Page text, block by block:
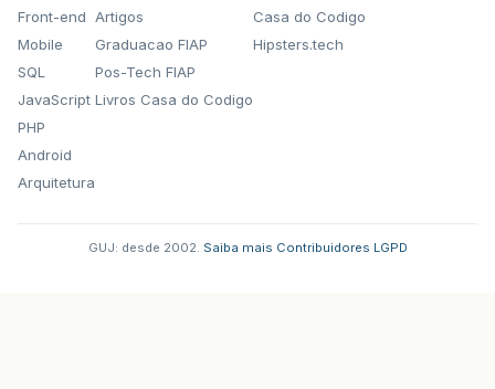
Front-end
Mobile
SQL
JavaScript
PHP
Android
Arquitetura
Artigos
Graduacao FIAP
Pos-Tech FIAP
Livros Casa do Codigo
Casa do Codigo
Hipsters.tech
GUJ: desde 2002. Saiba mais Contribuidores LGPD